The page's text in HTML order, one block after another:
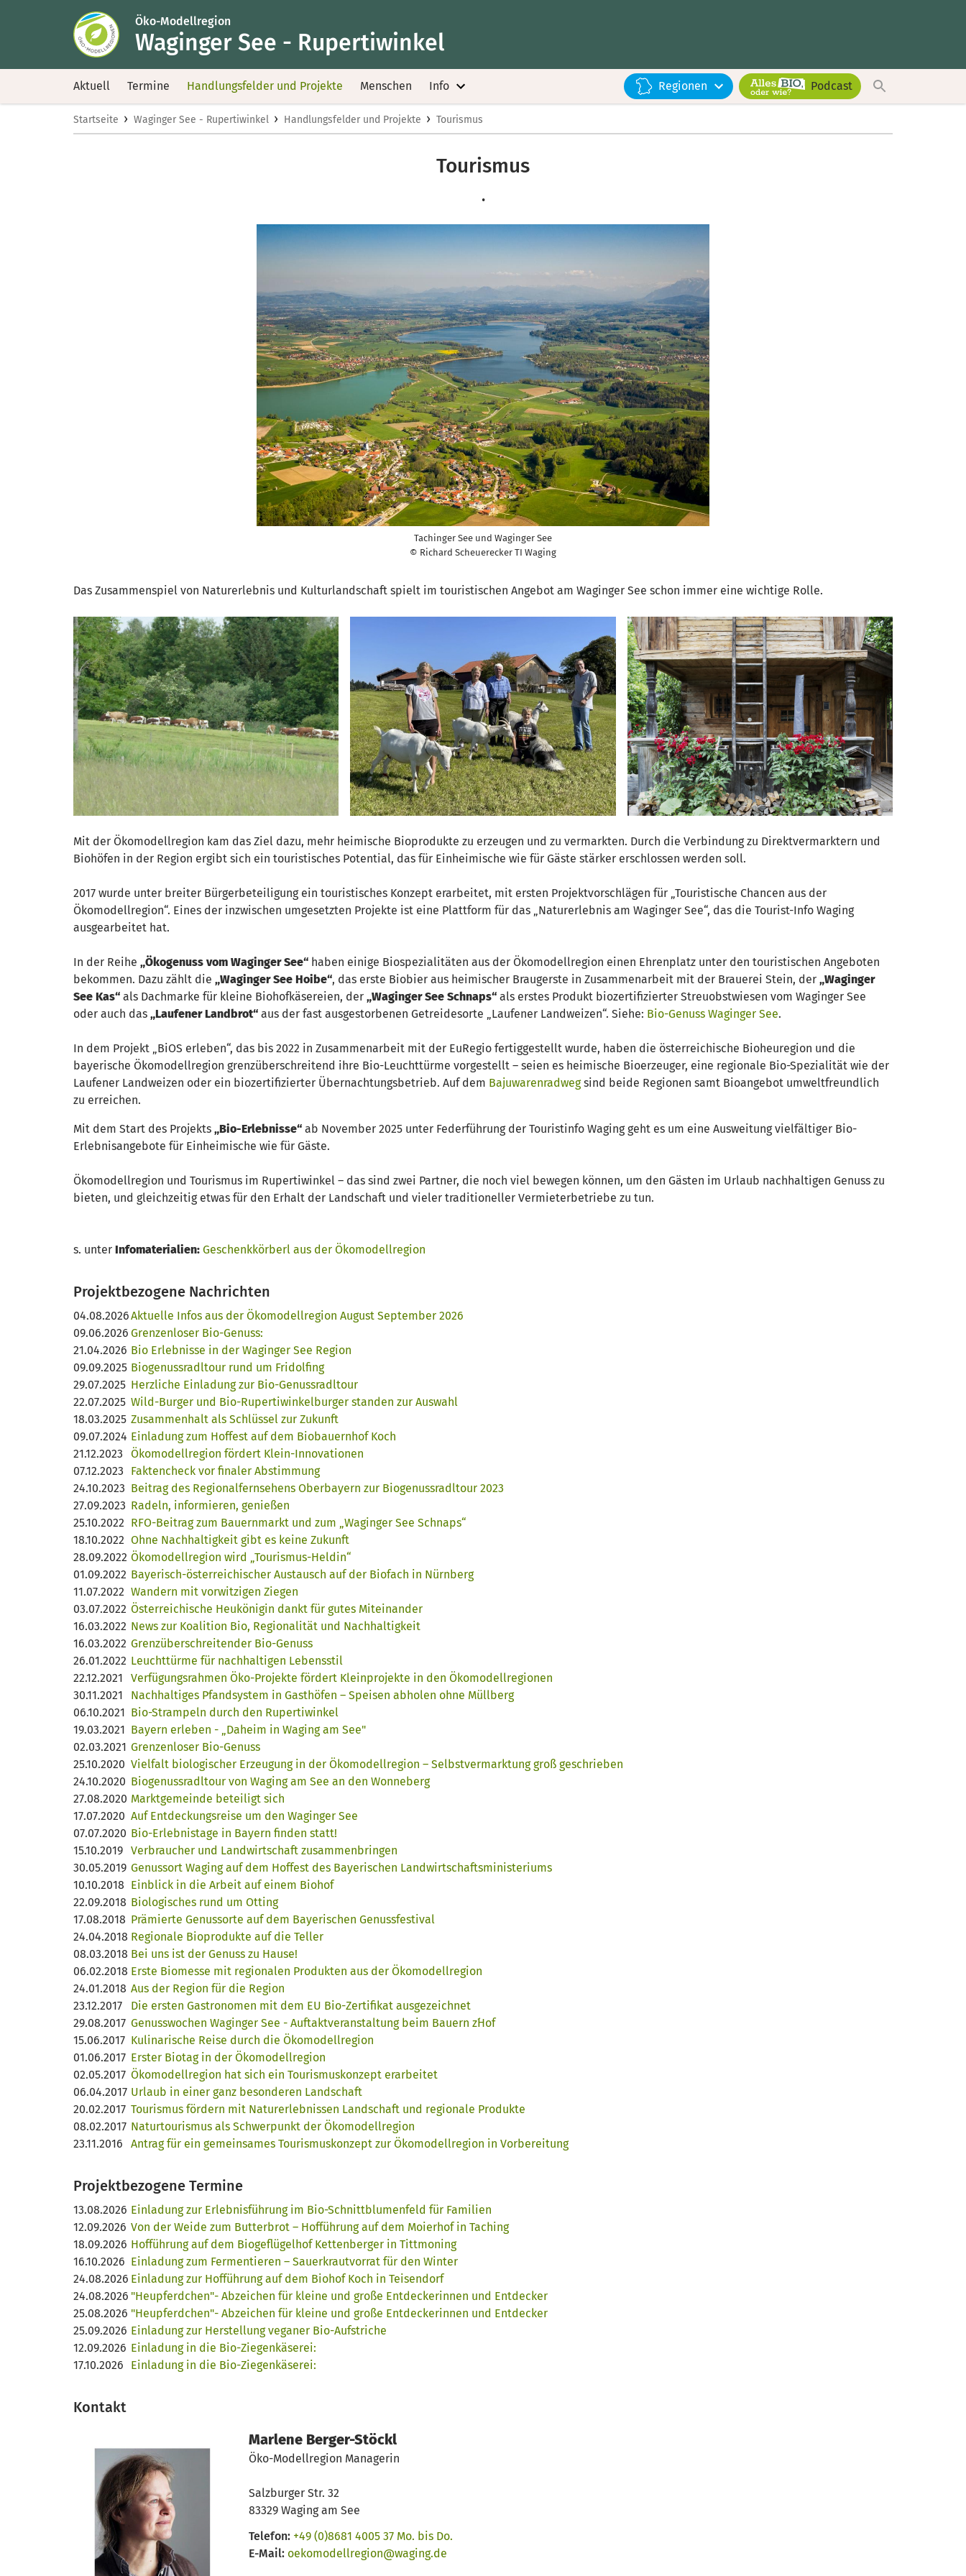
Öko-Modellregion
Waginger See - Rupertiwinkel
Aktuell Termine Handlungsfelder und Projekte Menschen Info Regionen Podcast
Startseite › Waginger See - Rupertiwinkel › Handlungsfelder und Projekte › Tourismus
Tourismus
.
Tachinger See und Waginger See
© Richard Scheuerecker TI Waging
Das Zusammenspiel von Naturerlebnis und Kulturlandschaft spielt im touristischen Angebot am Waginger See schon immer eine wichtige Rolle.
Mit der Ökomodellregion kam das Ziel dazu, mehr heimische Bioprodukte zu erzeugen und zu vermarkten. Durch die Verbindung zu Direktvermarktern und
Biohöfen in der Region ergibt sich ein touristisches Potential, das für Einheimische wie für Gäste stärker erschlossen werden soll.
2017 wurde unter breiter Bürgerbeteiligung ein touristisches Konzept erarbeitet, mit ersten Projektvorschlägen für „Touristische Chancen aus der
Ökomodellregion“. Eines der inzwischen umgesetzten Projekte ist eine Plattform für das „Naturerlebnis am Waginger See“, das die Tourist-Info Waging
ausgearbeitet hat.
In der Reihe „Ökogenuss vom Waginger See“ haben einige Biospezialitäten aus der Ökomodellregion einen Ehrenplatz unter den touristischen Angeboten
bekommen. Dazu zählt die „Waginger See Hoibe“, das erste Biobier aus heimischer Braugerste in Zusammenarbeit mit der Brauerei Stein, der „Waginger
See Kas“ als Dachmarke für kleine Biohofkäsereien, der „Waginger See Schnaps“ als erstes Produkt biozertifizierter Streuobstwiesen vom Waginger See
oder auch das „Laufener Landbrot“ aus der fast ausgestorbenen Getreidesorte „Laufener Landweizen“. Siehe: Bio-Genuss Waginger See.
In dem Projekt „BiOS erleben“, das bis 2022 in Zusammenarbeit mit der EuRegio fertiggestellt wurde, haben die österreichische Bioheuregion und die
bayerische Ökomodellregion grenzüberschreitend ihre Bio-Leuchttürme vorgestellt – seien es heimische Bioerzeuger, eine regionale Bio-Spezialität wie der
Laufener Landweizen oder ein biozertifizierter Übernachtungsbetrieb. Auf dem Bajuwarenradwegsind beide Regionen samt Bioangebot umweltfreundlich
zu erreichen.
Mit dem Start des Projekts „Bio-Erlebnisse“ ab November 2025 unter Federführung der Touristinfo Waging geht es um eine Ausweitung vielfältiger Bio-
Erlebnisangebote für Einheimische wie für Gäste.
Ökomodellregion und Tourismus im Rupertiwinkel – das sind zwei Partner, die noch viel bewegen können, um den Gästen im Urlaub nachhaltigen Genuss zu
bieten, und gleichzeitig etwas für den Erhalt der Landschaft und vieler traditioneller Vermieterbetriebe zu tun.
s. unter Infomaterialien: Geschenkkörberl aus der Ökomodellregion
Projektbezogene Nachrichten
04.08.2026Aktuelle Infos aus der Ökomodellregion August September 2026
09.06.2026 Grenzenloser Bio-Genuss:
21.04.2026 Bio Erlebnisse in der Waginger See Region
09.09.2025 Biogenussradltour rund um Fridolfing
29.07.2025 Herzliche Einladung zur Bio-Genussradltour
22.07.2025 Wild-Burger und Bio-Rupertiwinkelburger standen zur Auswahl
18.03.2025 Zusammenhalt als Schlüssel zur Zukunft
09.07.2024 Einladung zum Hoffest auf dem Biobauernhof Koch
21.12.2023
Ökomodellregion fördert Klein-Innovationen
07.12.2023
Faktencheck vor finaler Abstimmung
24.10.2023 Beitrag des Regionalfernsehens Oberbayern zur Biogenussradltour 2023
27.09.2023 Radeln, informieren, genießen
25.10.2022 RFO-Beitrag zum Bauernmarkt und zum „Waginger See Schnaps“
18.10.2022 Ohne Nachhaltigkeit gibt es keine Zukunft
28.09.2022 Ökomodellregion wird „Tourismus-Heldin“
01.09.2022 Bayerisch-österreichischer Austausch auf der Biofach in Nürnberg
11.07.2022 Wandern mit vorwitzigen Ziegen
03.07.2022 Österreichische Heukönigin dankt für gutes Miteinander
16.03.2022 News zur Koalition Bio, Regionalität und Nachhaltigkeit
16.03.2022 Grenzüberschreitender Bio-Genuss
26.01.2022 Leuchttürme für nachhaltigen Lebensstil
22.12.2021
Verfügungsrahmen Öko-Projekte fördert Kleinprojekte in den Ökomodellregionen
30.11.2021
Nachhaltiges Pfandsystem in Gasthöfen – Speisen abholen ohne Müllberg
06.10.2021 Bio-Strampeln durch den Rupertiwinkel
19.03.2021 Bayern erleben - „Daheim in Waging am See"
02.03.2021 Grenzenloser Bio-Genuss
25.10.2020 Vielfalt biologischer Erzeugung in der Ökomodellregion – Selbstvermarktung groß geschrieben
24.10.2020 Biogenussradltour von Waging am See an den Wonneberg
27.08.2020 Marktgemeinde beteiligt sich
17.07.2020 Auf Entdeckungsreise um den Waginger See
07.07.2020 Bio-Erlebnistage in Bayern finden statt!
15.10.2019 Verbraucher und Landwirtschaft zusammenbringen
30.05.2019 Genussort Waging auf dem Hoffest des Bayerischen Landwirtschaftsministeriums
10.10.2018 Einblick in die Arbeit auf einem Biohof
22.09.2018 Biologisches rund um Otting
17.08.2018 Prämierte Genussorte auf dem Bayerischen Genussfestival
24.04.2018 Regionale Bioprodukte auf die Teller
08.03.2018 Bei uns ist der Genuss zu Hause!
06.02.2018 Erste Biomesse mit regionalen Produkten aus der Ökomodellregion
24.01.2018 Aus der Region für die Region
23.12.2017
Die ersten Gastronomen mit dem EU Bio-Zertifikat ausgezeichnet
29.08.2017 Genusswochen Waginger See - Auftaktveranstaltung beim Bauern z´Hof
15.06.2017 Kulinarische Reise durch die Ökomodellregion
01.06.2017 Erster Biotag in der Ökomodellregion
02.05.2017 Ökomodellregion hat sich ein Tourismuskonzept erarbeitet
06.04.2017 Urlaub in einer ganz besonderen Landschaft
20.02.2017 Tourismus fördern mit Naturerlebnissen Landschaft und regionale Produkte
08.02.2017 Naturtourismus als Schwerpunkt der Ökomodellregion
23.11.2016
Antrag für ein gemeinsames Tourismuskonzept zur Ökomodellregion in Vorbereitung
Projektbezogene Termine
13.08.2026 Einladung zur Erlebnisführung im Bio-Schnittblumenfeld für Familien
12.09.2026 Von der Weide zum Butterbrot – Hofführung auf dem Moierhof in Taching
18.09.2026 Hofführung auf dem Biogeflügelhof Kettenberger in Tittmoning
16.10.2026 Einladung zum Fermentieren – Sauerkrautvorrat für den Winter
24.08.2026 Einladung zur Hofführung auf dem Biohof Koch in Teisendorf
24.08.2026 "Heupferdchen"- Abzeichen für kleine und große Entdeckerinnen und Entdecker
25.08.2026 "Heupferdchen"- Abzeichen für kleine und große Entdeckerinnen und Entdecker
25.09.2026 Einladung zur Herstellung veganer Bio-Aufstriche
12.09.2026 Einladung in die Bio-Ziegenkäserei:
17.10.2026
Einladung in die Bio-Ziegenkäserei:
Kontakt
Marlene Berger-Stöckl
Öko-Modellregion Managerin
Salzburger Str. 32
83329 Waging am See
Telefon: +49 (0)8681 4005 37 Mo. bis Do.
E-Mail: oekomodellregion@waging.de